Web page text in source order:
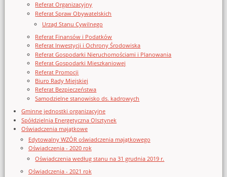
Referat Organizacyjny
Referat Spraw Obywatelskich
Urząd Stanu Cywilnego
Referat Finansów i Podatków
Referat Inwestycji i Ochrony Środowiska
Referat Gospodarki Nieruchomościami i Planowania
Referat Gospodarki Mieszkaniowej
Referat Promocji
Biuro Rady Miejskiej
Referat Bezpieczeństwa
Samodzielne stanowisko ds. kadrowych
Gminne jednostki organizacyjne
Spółdzielnia Energetyczna Olsztynek
Oświadczenia majątkowe
Edytowalny WZÓR oświadczenia majątkowego
Oświadczenia - 2020 rok
Oświadczenia według stanu na 31 grudnia 2019 r.
Oświadczenia - 2021 rok